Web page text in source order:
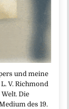
und meine
V. Richmond
Die
des 19.